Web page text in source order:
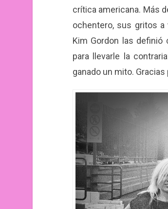
crítica americana. Más
ochentero, sus gritos
Kim Gordon las
para llevarle la
ganado un mito. Gracias